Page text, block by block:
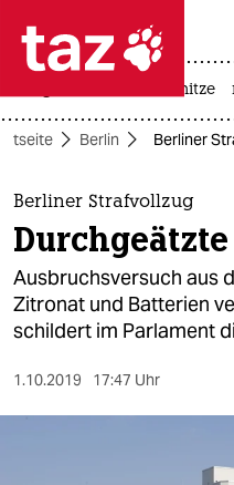
 taz
taz zahl
themen
politik
öko
hitze
Berlin Berliner
Berliner Strafvollzug
Ausbruchsversuch aus
Zitronat und Batterien
schildert im Parlament
1.10.2019 17:47 Uhr